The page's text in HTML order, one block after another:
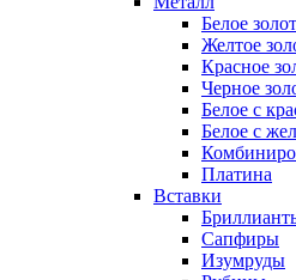
Белое
Желтое
Красное
Черное
Белое с
Белое с
Платина
Вставки
Сапфиры
Изумруды